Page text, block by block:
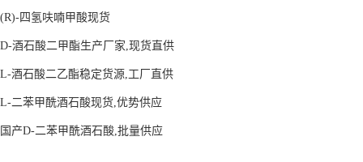
(R)-四氢呋喃甲酸现货
D-酒石酸二甲酯生产厂家,现货直供
L-酒石酸二乙酯稳定货源,工厂直供
L-二苯甲酰酒石酸现货,优势供应
国产D-二苯甲酰酒石酸,批量供应